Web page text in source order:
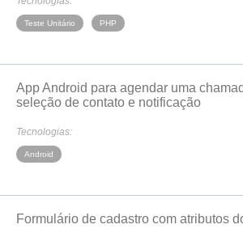
Teste Unitário PHP
App Android para agendar uma
seleção de contato e notificação
Tecnologias:
Android
Formulário de cadastro com atributos